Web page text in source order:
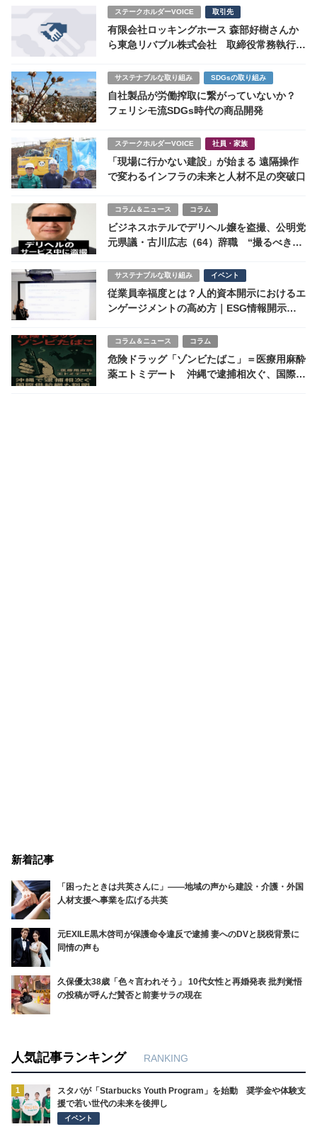
ステークホルダーVOICE 取引先
有限会社ロッキングホース 森部好樹さんか
ら東急リバブル株式会社 取締役常務執行役
サステナブルな取り組み SDGsの取り組み
自社製品が労働搾取に繋がっていないか？
フェリシモ流SDGs時代の商品開発
ステークホルダーVOICE 社員・家族
「現場に行かない建設」が始まる 遠隔操作
で変わるインフラの未来と人材不足の突破口
コラム＆ニュース コラム
ビジネスホテルでデリヘル嬢を盗撮、公明党
元県議・古川広志（64）辞職 “撮るべきは
サステナブルな取り組み イベント
従業員幸福度とは？人的資本開示におけるエ
ンゲージメントの高め方｜ESG情報開示と
催レポート
コラム＆ニュース コラム
危険ドラッグ「ゾンビたばこ」＝医療用麻酔
薬エトミデート 沖縄で逮捕相次ぐ、国際供
新着記事
「困ったときは共英さんに」――地域の声から建設・介護・外国
人材支援へ事業を広げる共英
元EXILE黒木啓司が保護命令違反で逮捕 妻へのDVと脱税背景に
同情の声も
久保優太38歳「色々言われそう」 10代女性と再婚発表 批判覚悟
の投稿が呼んだ賛否と前妻サラの現在
人気記事ランキング RANKING
1
スタバが「Starbucks Youth Program」を始動 奨学金や体験支
援で若い世代の未来を後押し
イベント